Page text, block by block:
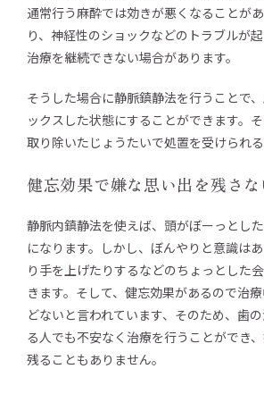
通常行う麻酔では効きが悪くなることが
り、神経性のショックなどのトラブルが
治療を継続できない場合があります。
そうした場合に静脈鎮静法を行うことで
ックスした状態にすることができます。
取り除いたじょうたいで処置を受けられる
健忘効果で嫌な思い出を残さな
静脈内鎮静法を使えば、頭がぼーっとした
になります。しかし、ぼんやりと意識は
り手を上げたりするなどのちょっとした
きます。そして、健忘効果があるので治
どないと言われています、そのため、歯
る人でも不安なく治療を行うことができ
残ることもありません。